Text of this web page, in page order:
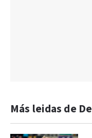
Más leidas de